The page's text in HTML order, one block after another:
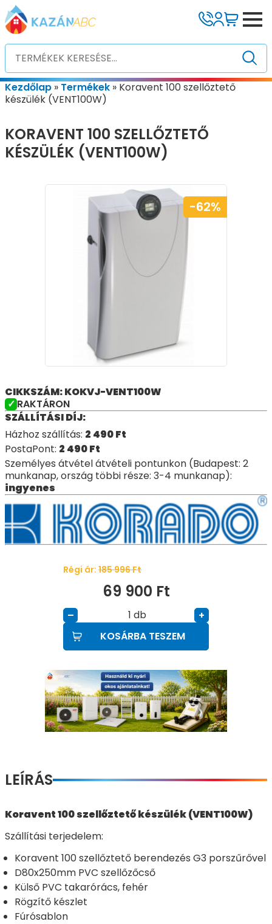
Kezdőlap » Termékek » Koravent 100 szellőztető
készülék (VENT100W)
KORAVENT 100 SZELLŐZTETŐ
KÉSZÜLÉK (VENT100W)
-62%
CIKKSZÁM: KOKVJ-VENT100W
RAKTÁRON
SZÁLLÍTÁSI DÍJ:
Házhoz szállítás: 2 490Ft
PostaPont: 2 490Ft
Személyes átvétel átvételi pontunkon (Budapest: 2
munkanap, ország többi része: 3-4 munkanap):
ingyenes
Régi ár: 185 996Ft
69 900 Ft
– db
+
KOSÁRBA TESZEM
LEÍRÁS
Koravent 100 szellőztető készülék (VENT100W)
Szállítási terjedelem:
Koravent 100 szellőztető berendezés G3 porszűrővel
D80x250mm PVC szellőzőcső
Külső PVC takarórács, fehér
Rögzítő készlet
Fúrósablon